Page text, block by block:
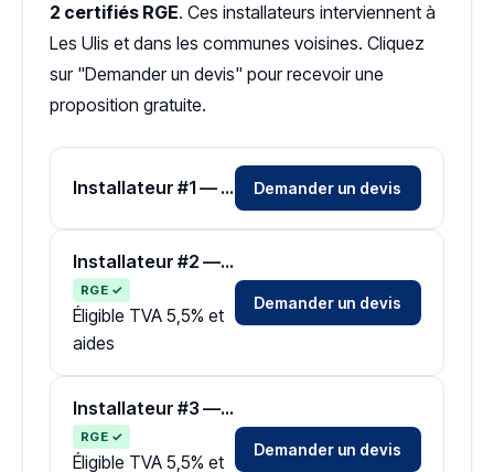
2 certifiés RGE. Ces installateurs interviennent à
Les Ulis et dans les communes voisines. Cliquez
sur "Demander un devis" pour recevoir une
proposition gratuite.
Installateur #1 — Zone Essonne Demander un devis
Installateur #2 — Zone Essonne
RGE ✓
Éligible TVA 5,5% et
aides
Demander un devis
Installateur #3 — Zone Essonne
RGE ✓
Éligible TVA 5,5% et
Demander un devis